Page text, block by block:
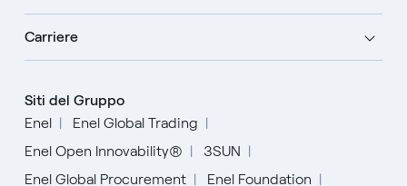
Carriere
Siti del Gruppo
Enel
Enel Global Trading
Enel Open Innovability®
3SUN
Enel Global Procurement
Enel Foundation